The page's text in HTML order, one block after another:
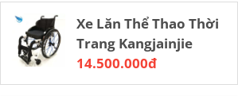
Xe Lăn Thể Thao Thời
Trang Kangjainjie
14.500.000đ